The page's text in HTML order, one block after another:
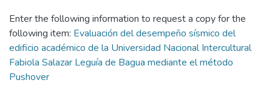
Enter the following information to request a copy for the
following item: Evaluación del desempeño sísmico del
edificio académico de la Universidad Nacional Intercultural
Fabiola Salazar Leguía de Bagua mediante el método
Pushover